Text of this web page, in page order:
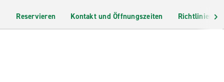
Reservieren Kontakt und Öffnungszeiten Richtlinien